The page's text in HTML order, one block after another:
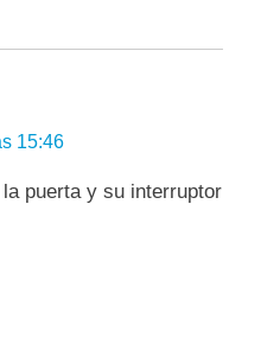
15:46
puerta y su interruptor